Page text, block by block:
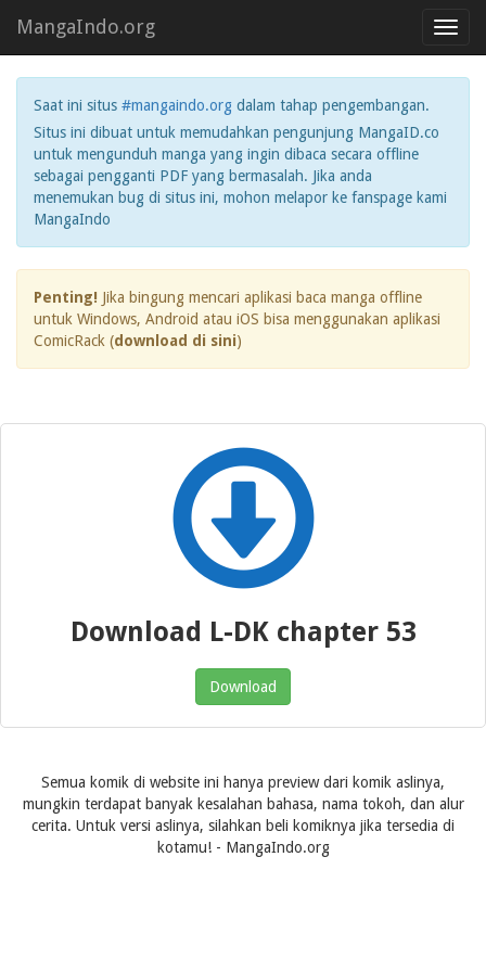
MangaIndo.org
Saat ini situs #mangaindo.org dalam tahap pengembangan.
Situs ini dibuat untuk memudahkan pengunjung MangaID.co
untuk mengunduh manga yang ingin dibaca secara offline
sebagai pengganti PDF yang bermasalah. Jika anda
menemukan bug di situs ini, mohon melapor ke fanspage kami
MangaIndo
Penting! Jika bingung mencari aplikasi baca manga offline
untuk Windows, Android atau iOS bisa menggunakan aplikasi
ComicRack (download di sini)
Download L-DK chapter 53
Download
Semua komik di website ini hanya preview dari komik aslinya,
mungkin terdapat banyak kesalahan bahasa, nama tokoh, dan alur
cerita. Untuk versi aslinya, silahkan beli komiknya jika tersedia di
kotamu! - MangaIndo.org